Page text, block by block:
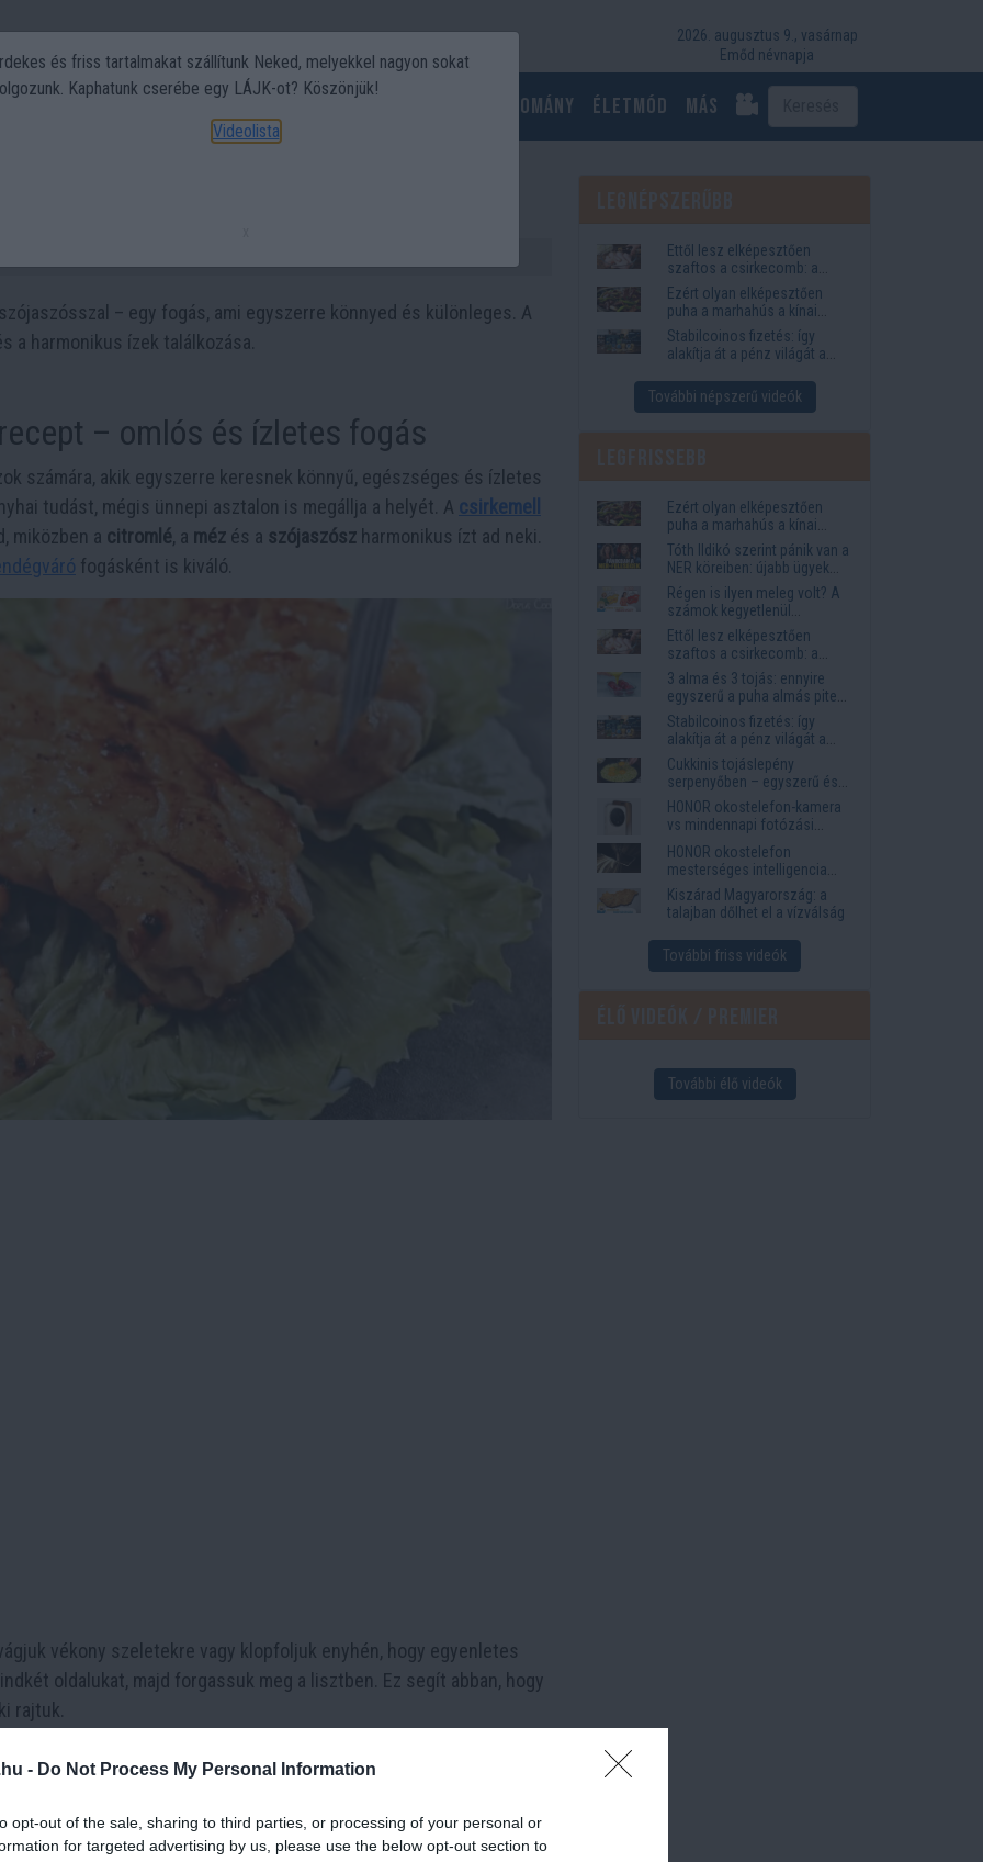
- Do Not Process My Personal Information
opt-out of the sale, sharing to third parties, or processing of your personal or
for targeted advertising by us, please use the below opt-out section to
2026. augusztus 9., vasárnap
Emőd névnapja
Politika DIY Utazás Tudomány Életmód más
amitől ünnepi lesz a vacsora
– egy fogás, ami egyszerre könnyed és különleges. A
harmonikus ízek találkozása.
– omlós és ízletes fogás
számára, akik egyszerre keresnek könnyű, egészséges és ízletes
tudást, mégis ünnepi asztalon is megállja a helyét. A csirkemell
miközben a citromlé, a méz és a szójaszósz harmonikus ízt ad neki.
fogásként is kiváló.
vékony szeletekre vagy klopfoljuk enyhén, hogy egyenletes
oldalukat, majd forgassuk meg a lisztben. Ez segít abban, hogy
rajtuk.
Ettől lesz elképesztően
szaftos a csirkecomb: a
sörös pác a titok
Ezért olyan elképesztően
puha a marhahús a kínai
éttermekben
Stabilcoinos fizetés: így
alakítja át a pénz világát a
Western Union
További népszerű videók
Ezért olyan elképesztően
puha a marhahús a kínai
éttermekben
Tóth Ildikó szerint pánik van a
NER köreiben: újabb ügyek
kerülhetnek elő
Régen is ilyen meleg volt? A
számok kegyetlenül
lerombolják a nyári
nosztalgiát
Ettől lesz elképesztően
szaftos a csirkecomb: a
sörös pác a titok
3 alma és 3 tojás: ennyire
egyszerű a puha almás pite
titka
Stabilcoinos fizetés: így
alakítja át a pénz világát a
Visa, a Mastercard és a
Western Union
Cukkinis tojáslepény
serpenyőben – egyszerű és
laktató vacsora
HONOR okostelefon-kamera
vs mindennapi fotózási
igények
HONOR okostelefon
mesterséges intelligencia
funkciók, amelyek
megkönnyítik az életet
Kiszárad Magyarország: a
talajban dőlhet el a vízválság
További friss videók
További élő videók
és friss tartalmakat szállítunk Neked, melyekkel nagyon sokat
Kaphatunk cserébe egy LÁJK-ot? Köszönjük!
Videolista